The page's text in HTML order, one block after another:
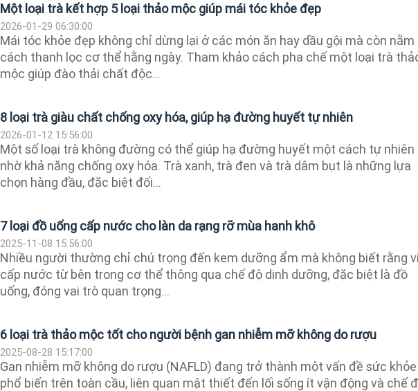
Một loại trà kết hợp 5 loại thảo mộc giúp mái tóc khỏe đẹp
2026-01-29 06:30:00
Mái tóc khỏe đẹp không chỉ dừng lại ở các món ăn hay dầu gội mà còn nằm
cách thanh lọc cơ thể hằng ngày. Tham khảo cách pha chế một loại trà
mộc giúp đào thải chất độc...
8 loại trà giàu chất chống oxy hóa, giúp hạ đường huyết tự nhiên
2026-01-12 15:56:00
Một số loại trà không đường có thể giúp hạ đường huyết một cách tự nhiên
nhờ khả năng chống oxy hóa. Trà xanh, trà đen và trà dâm bụt là những lựa
chọn hàng đầu, đặc biệt đối...
7 loại đồ uống cấp nước cho làn da rạng rỡ mùa hanh khô
2025-11-08 15:56:00
Nhiều người thường chỉ chú trọng đến kem dưỡng ẩm mà không biết rằng
cấp nước từ bên trong cơ thể thông qua chế độ dinh dưỡng, đặc biệt là đồ
uống, đóng vai trò quan trọng...
6 loại trà thảo mộc tốt cho người bệnh gan nhiễm mỡ không do rượu
2025-08-28 15:17:00
Gan nhiễm mỡ không do rượu (NAFLD) đang trở thành một vấn đề sức khỏe
phổ biến trên toàn cầu, liên quan mật thiết đến lối sống ít vận động và chế